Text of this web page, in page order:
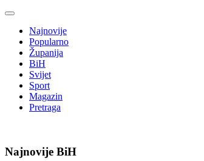
Najnovije
Popularno
Županija
BiH
Svijet
Sport
Magazin
Pretraga
Najnovije BiH